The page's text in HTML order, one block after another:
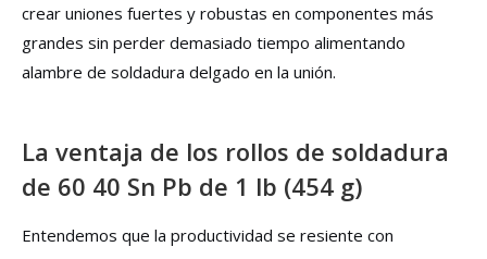
crear uniones fuertes y robustas en componentes más
grandes sin perder demasiado tiempo alimentando
alambre de soldadura delgado en la unión.
La ventaja de los rollos de soldadura
de 60 40 Sn Pb de 1 lb (454 g)
Entendemos que la productividad se resiente con